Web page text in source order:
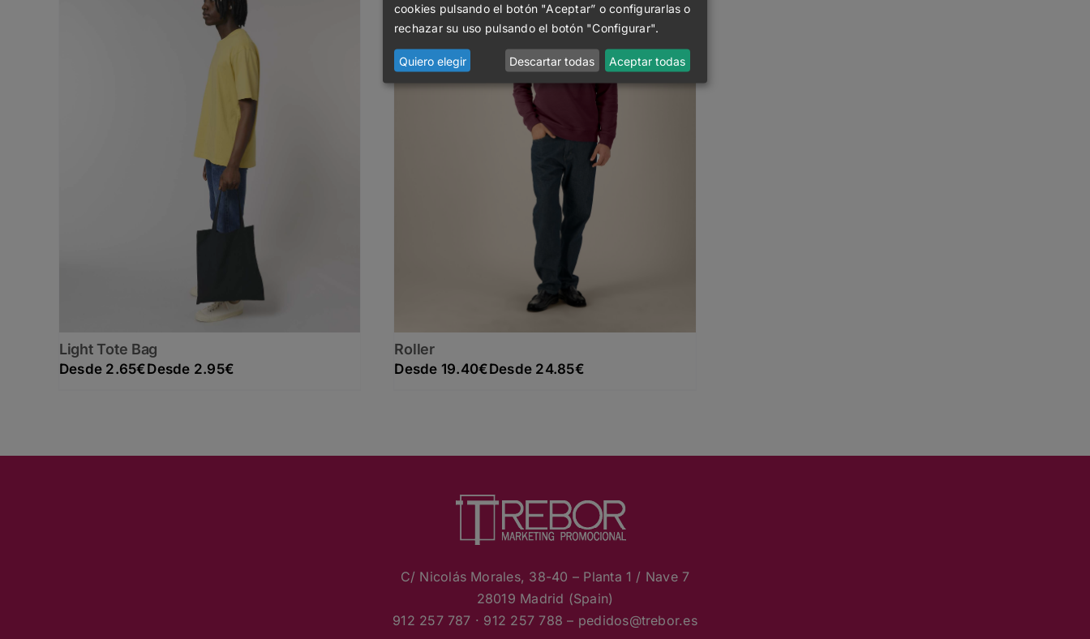
Light Tote Bag
2.65€ 2.95€
Roller
19.40€ 24.85€
C/ Nicolás Morales, 38-40 – Planta 1 / Nave 7
28019 Madrid (Spain)
912 257 787 · 912 257 788 – pedidos@trebor.es
cookies pulsando el botón "Aceptar” o configurarlas o
rechazar su uso pulsando el botón "Configurar".
Quiero elegir Descartar todas Aceptar todas